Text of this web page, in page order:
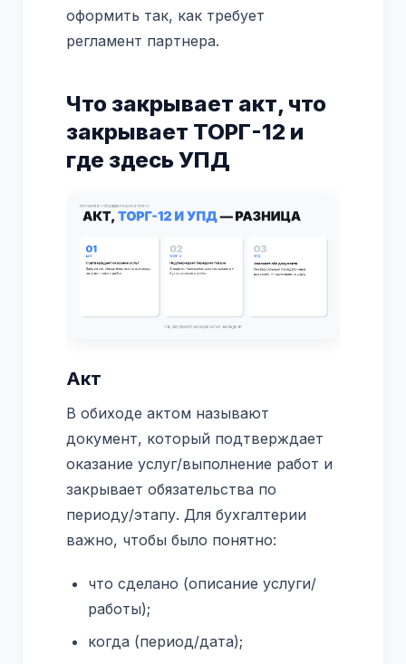
оформить так, как требует
регламент партнера.
Что закрывает акт, что
закрывает ТОРГ-12 и
где здесь УПД
Акт
В обиходе актом называют
документ, который подтверждает
оказание услуг/выполнение работ и
закрывает обязательства по
периоду/этапу. Для бухгалтерии
важно, чтобы было понятно:
что сделано (описание услуги/
работы);
когда (период/дата);